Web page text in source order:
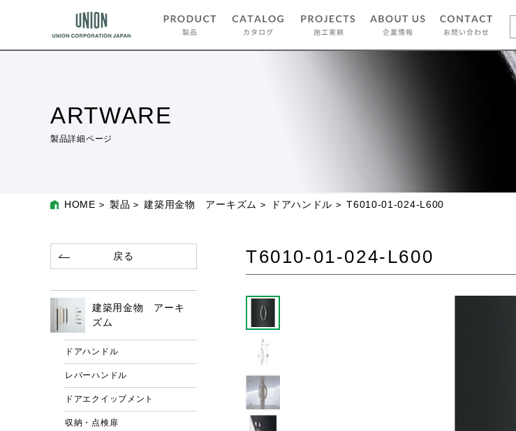
ARTWARE
製品詳細ページ
HOME 製品 建築用金物 アーキズム ドアハンドル T6010-01-024-L600
T6010-01-024-L600
戻る
建築用金物 アーキ
ズム
ドアハンドル
レバーハンドル
ドアエクイップメント
収納・点検扉